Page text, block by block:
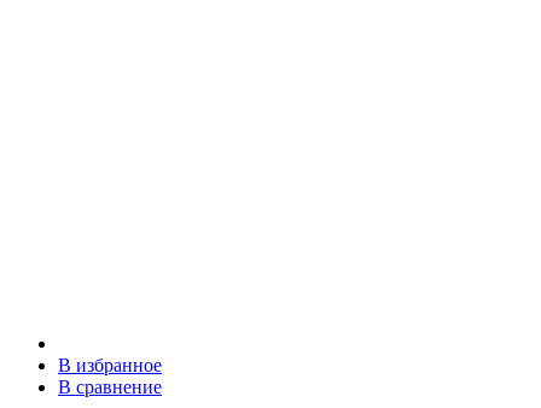
В избранное
В сравнение